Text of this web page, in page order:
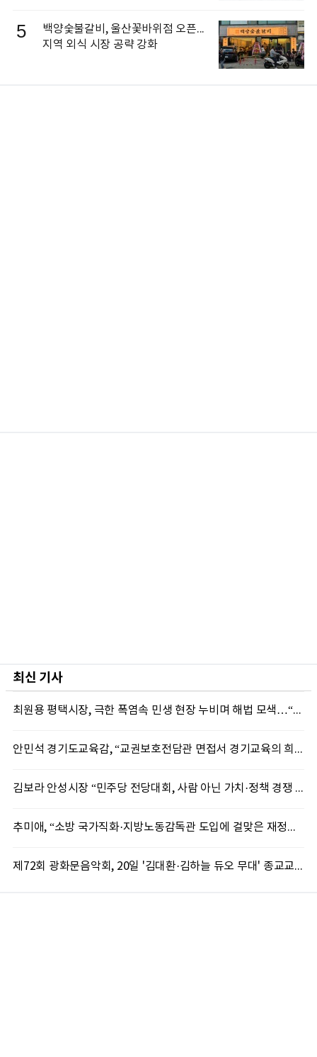
5
백양숯불갈비, 울산꽃바위점 오픈...
지역 외식 시장 공략 강화
최신 기사
최원용 평택시장, 극한 폭염속 민생 현장 누비며 해법 모색…“현장에 답 있다”
안민석 경기도교육감, “교권보호전담관 면접서 경기교육의 희망 봤다”
김보라 안성시장 “민주당 전당대회, 사람 아닌 가치·정책 경쟁 돼야”
추미애, “소방 국가직화·지방노동감독관 도입에 걸맞은 재정체계 완성해야”
제72회 광화문음악회, 20일 '김대환·김하늘 듀오 무대' 종교교회서 무료 개최